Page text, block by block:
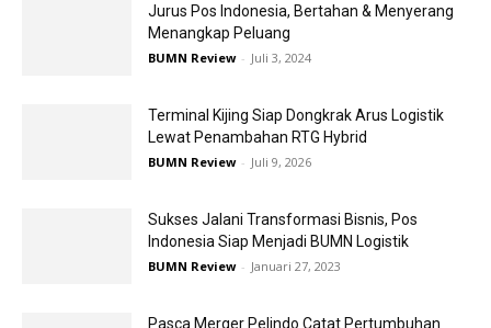
Jurus Pos Indonesia, Bertahan & Menyerang
Menangkap Peluang
BUMN Review - Juli 3, 2024
Terminal Kijing Siap Dongkrak Arus Logistik
Lewat Penambahan RTG Hybrid
BUMN Review - Juli 9, 2026
Sukses Jalani Transformasi Bisnis, Pos
Indonesia Siap Menjadi BUMN Logistik
BUMN Review - Januari 27, 2023
Pasca Merger Pelindo Catat Pertumbuhan